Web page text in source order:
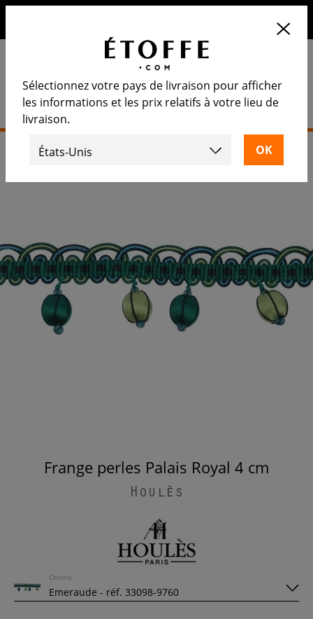
Frange perles Palais Royal 4 cm
Houlès
Coloris
Sélectionnez votre pays de livraison pour afficher
les informations et les prix relatifs à votre lieu de
livraison.